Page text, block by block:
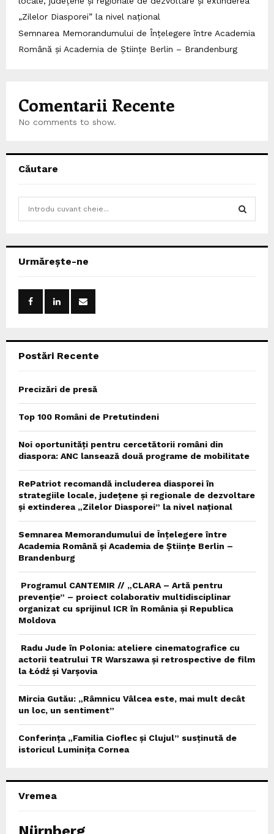
„Zilelor Diasporei” la nivel național
Semnarea Memorandumului de Înțelegere între Academia
Română și Academia de Științe Berlin – Brandenburg
Comentarii Recente
No comments to show.
Căutare
h
Urmărește-ne
Postări Recente
Precizări de presă
Top 100 Români de Pretutindeni
Noi oportunități pentru cercetătorii români din
diaspora: ANC lansează două programe de mobilitate
RePatriot recomandă includerea diasporei în
strategiile locale, județene și regionale de dezvoltare
și extinderea „Zilelor Diasporei” la nivel național
Semnarea Memorandumului de Înțelegere între
Academia Română și Academia de Științe Berlin –
Brandenburg
Programul CANTEMIR // „CLARA – Artă pentru
prevenție” – proiect colaborativ multidisciplinar
organizat cu sprijinul ICR în România și Republica
Moldova
Radu Jude în Polonia: ateliere cinematografice cu
actorii teatrului TR Warszawa și retrospective de film
la Łódź și Varșovia
Mircia Gutău: „Râmnicu Vâlcea este, mai mult decât
un loc, un sentiment”
Conferința „Familia Cioflec și Clujul” susținută de
istoricul Luminița Cornea
Vremea